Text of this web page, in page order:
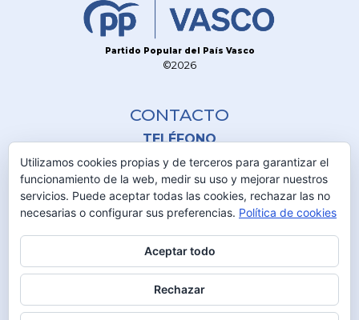
Partido Popular del País Vasco
©2026
CONTACTO
TELÉFONO
945 230 600
DIRECCIÓN
C/Olaguibel 2 1º
01001 Vitoria-Gasteiz
info@ppvasco.com
Utilizamos cookies propias y de terceros para garantizar el
funcionamiento de la web, medir su uso y mejorar nuestros
servicios. Puede aceptar todas las cookies, rechazar las no
necesarias o configurar sus preferencias. Política de cookies
Aceptar todo
Rechazar